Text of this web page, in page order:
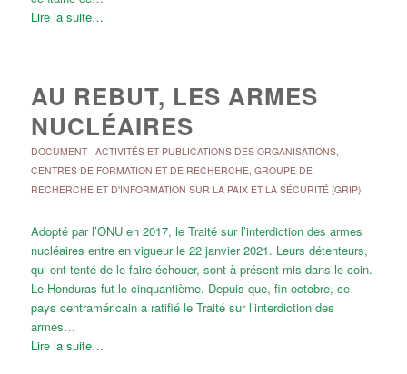
Lire la suite…
AU REBUT, LES ARMES
NUCLÉAIRES
DOCUMENT- ACTIVITÉS ET PUBLICATIONS DES ORGANISATIONS,
CENTRES DE FORMATION ET DE RECHERCHE, GROUPE DE
RECHERCHE ET D'INFORMATION SUR LA PAIX ET LA SÉCURITÉ (GRIP)
Adopté par l’ONU en 2017, le Traité sur l’interdiction des armes
nucléaires entre en vigueur le 22 janvier 2021. Leurs détenteurs,
qui ont tenté de le faire échouer, sont à présent mis dans le coin.
Le Honduras fut le cinquantième. Depuis que, fin octobre, ce
pays centraméricain a ratifié le Traité sur l’interdiction des
armes…
Lire la suite…